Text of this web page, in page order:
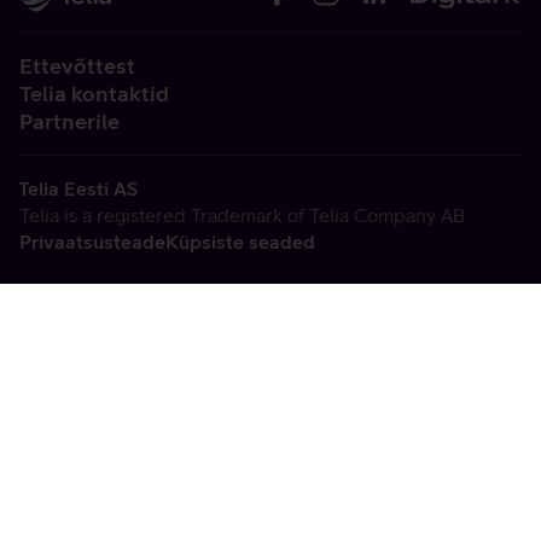
Ettevõttest
Telia kontaktid
Partnerile
Telia Eesti AS
Telia is a registered Trademark of Telia Company AB
PrivaatsusteadeKüpsiste seaded